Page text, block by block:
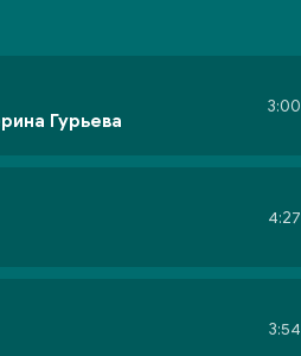
Гурьева
3:00
4:27
3:54